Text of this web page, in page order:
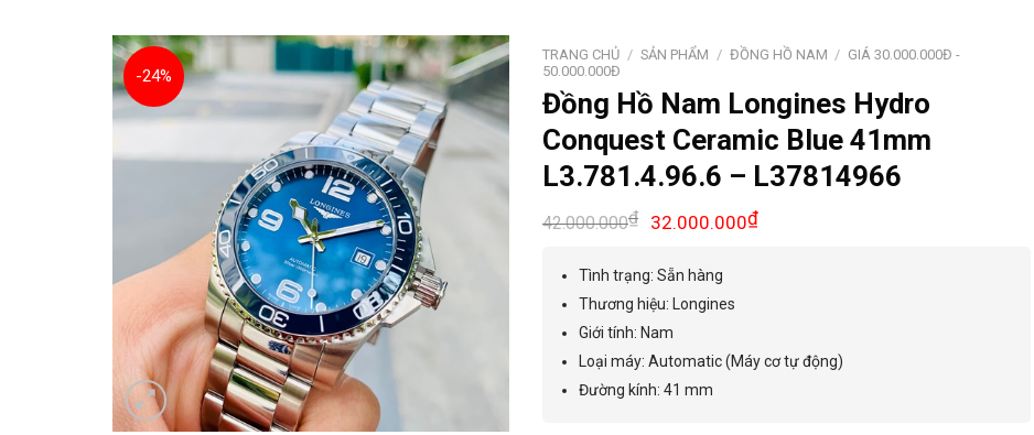
-24%
TRANG CHỦ / SẢN PHẨM / ĐỒNG HỒ NAM / GIÁ 30.000.000Đ -
50.000.000Đ
Đồng Hồ Nam Longines Hydro
Conquest Ceramic Blue 41mm
L3.781.4.96.6 – L37814966
42.000.000₫
Giá
là:
42.000.000₫.
32.000.000₫Giá
Tình trạng: Sẵn hàng
Thương hiệu: Longines
Giới tính: Nam
Loại máy: Automatic (Máy cơ tự động)
Đường kính: 41 mm